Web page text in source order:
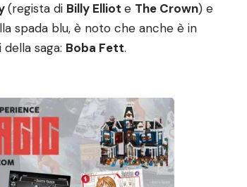
(regista di Billy Elliot e The Crown) e
spada blu, è noto che anche è in
saga: Boba Fett.